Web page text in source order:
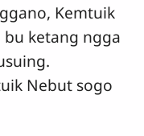
Kemtuik
bu ketang ngga
Nebut sogo